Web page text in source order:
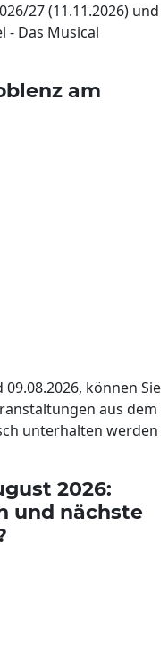
27 (11.11.2026) und
- Das Musical
am
09.08.2026, können Sie
aus dem
unterhalten werden
2026:
und nächste